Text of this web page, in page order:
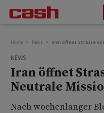
Home News Iran öffnet Strasse
NEWS
Iran öffnet
Neutrale
Nach wochenlanger